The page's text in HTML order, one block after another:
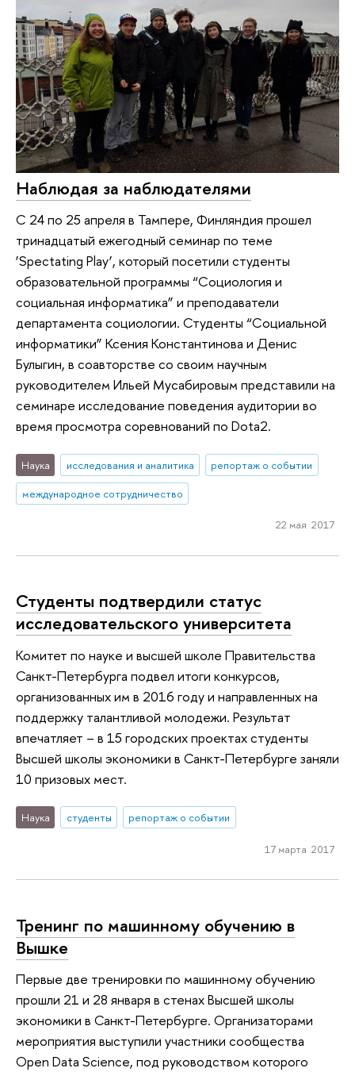
Наблюдая за наблюдателями
С 24 по 25 апреля в Тампере, Финляндия прошел
тринадцатый ежегодный семинар по теме
‘Spectating Play’, который посетили студенты
образовательной программы “Социология и
социальная информатика” и преподаватели
департамента социологии. Студенты “Социальной
информатики” Ксения Константинова и Денис
Булыгин, в соавторстве со своим научным
руководителем Ильей Мусабировым представили на
семинаре исследование поведения аудитории во
время просмотра соревнований по Dota2.
Наука исследования и аналитика
репортаж о событии
международное сотрудничество
22 мая 2017
Студенты подтвердили статус
исследовательского университета
Комитет по науке и высшей школе Правительства
Санкт-Петербурга подвел итоги конкурсов,
организованных им в 2016 году и направленных на
поддержку талантливой молодежи. Результат
впечатляет – в 15 городских проектах студенты
Высшей школы экономики в Санкт-Петербурге заняли
10 призовых мест.
Наука студенты репортаж о событии
17 марта 2017
Тренинг по машинному обучению в
Вышке
Первые две тренировки по машинному обучению
прошли 21 и 28 января в стенах Высшей школы
экономики в Санкт-Петербурге. Организаторами
мероприятия выступили участники сообщества
Open Data Science, под руководством которого